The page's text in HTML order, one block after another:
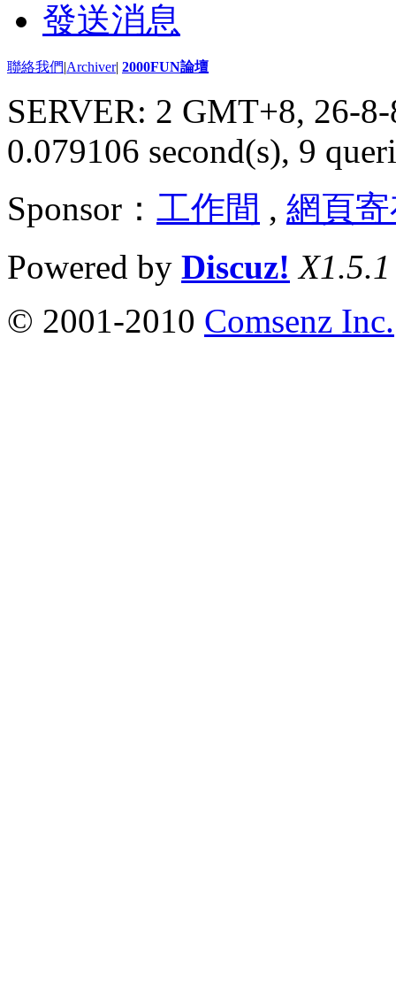
發送消息
聯絡我們|Archiver| 2000FUN論壇
SERVER: 2 GMT+8, 26-
0.079106 second(s), 9
Sponsor： 工作間 , 網頁
Powered by Discuz! X1.5.1
© 2001-2010 Comsenz Inc.